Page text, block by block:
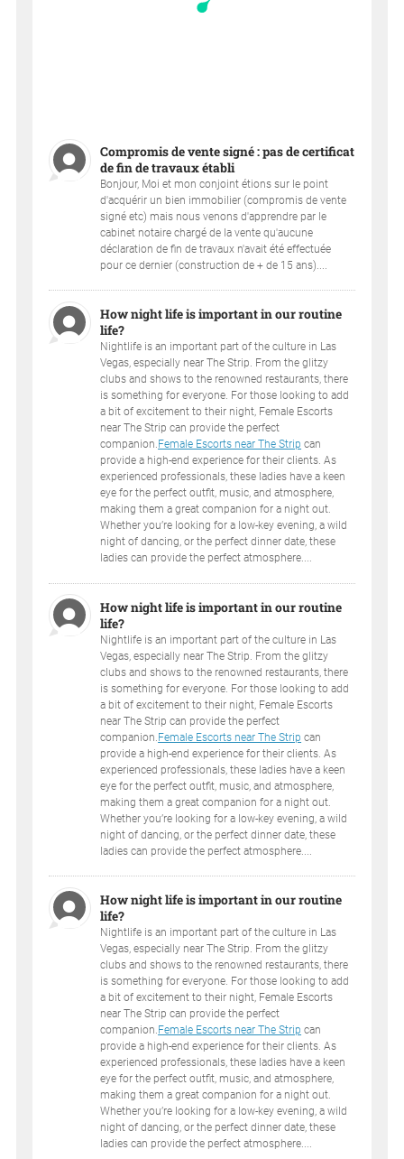
Compromis de vente signé : pas de certificat
de fin de travaux établi
Bonjour, Moi et mon conjoint étions sur le point
d'acquérir un bien immobilier (compromis de vente
signé etc) mais nous venons d'apprendre par le
cabinet notaire chargé de la vente qu'aucune
déclaration de fin de travaux n'avait été effectuée
pour ce dernier (construction de + de 15 ans)....
How night life is important in our routine
life?
Nightlife is an important part of the culture in Las
Vegas, especially near The Strip. From the glitzy
clubs and shows to the renowned restaurants, there
is something for everyone. For those looking to add
a bit of excitement to their night, Female Escorts
near The Strip can provide the perfect
companion.Female Escorts near The Strip can
provide a high-end experience for their clients. As
experienced professionals, these ladies have a keen
eye for the perfect outfit, music, and atmosphere,
making them a great companion for a night out.
Whether you’re looking for a low-key evening, a wild
night of dancing, or the perfect dinner date, these
ladies can provide the perfect atmosphere....
How night life is important in our routine
life?
Nightlife is an important part of the culture in Las
Vegas, especially near The Strip. From the glitzy
clubs and shows to the renowned restaurants, there
is something for everyone. For those looking to add
a bit of excitement to their night, Female Escorts
near The Strip can provide the perfect
companion. Female Escorts near The Strip can
provide a high-end experience for their clients. As
experienced professionals, these ladies have a keen
eye for the perfect outfit, music, and atmosphere,
making them a great companion for a night out.
Whether you’re looking for a low-key evening, a wild
night of dancing, or the perfect dinner date, these
ladies can provide the perfect atmosphere....
How night life is important in our routine
life?
Nightlife is an important part of the culture in Las
Vegas, especially near The Strip. From the glitzy
clubs and shows to the renowned restaurants, there
is something for everyone. For those looking to add
a bit of excitement to their night, Female Escorts
near The Strip can provide the perfect
companion. Female Escorts near The Strip can
provide a high-end experience for their clients. As
experienced professionals, these ladies have a keen
eye for the perfect outfit, music, and atmosphere,
making them a great companion for a night out.
Whether you’re looking for a low-key evening, a wild
night of dancing, or the perfect dinner date, these
ladies can provide the perfect atmosphere....